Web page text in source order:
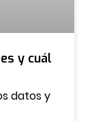
y cuál
datos y